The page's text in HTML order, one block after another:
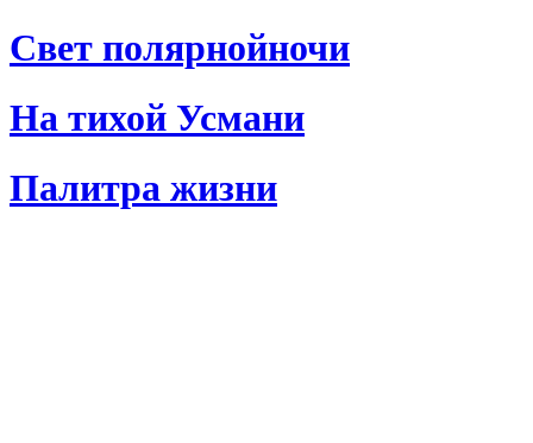
Свет полярнойночи
На тихой Усмани
Палитра жизни